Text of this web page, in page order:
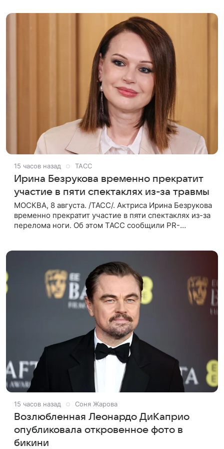
15 часов назад ТАСС
Ирина Безрукова временно прекратит
участие в пяти спектаклях из-за травмы
МОСКВА, 8 августа. /ТАСС/. Актриса Ирина Безрукова
временно прекратит участие в пяти спектаклях из-за
перелома ноги. Об этом ТАСС сообщили PR-
15 часов назад Соня Жарова
Возлюбленная Леонардо ДиКаприо
опубликовала откровенное фото в
бикини